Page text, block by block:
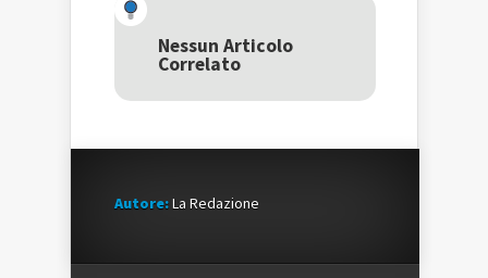
una
nuova
finestra)
nuova
finestra)
una
nuova
Nessun Articolo
Correlato
Autore:La Redazione